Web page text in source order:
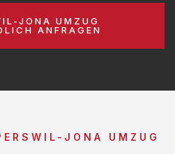
JONA UMZUG
ANFRAGEN
JONA UMZUG